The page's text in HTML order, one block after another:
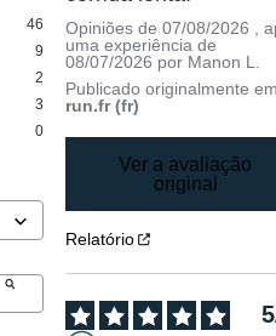
46
9
2
3
0
Opiniões de07/08/2026
,
uma experiência de
08/07/2026 por Manon L.
Publicado originalmente
run.fr (fr)
Ver a avaliação
original
Relatório
5